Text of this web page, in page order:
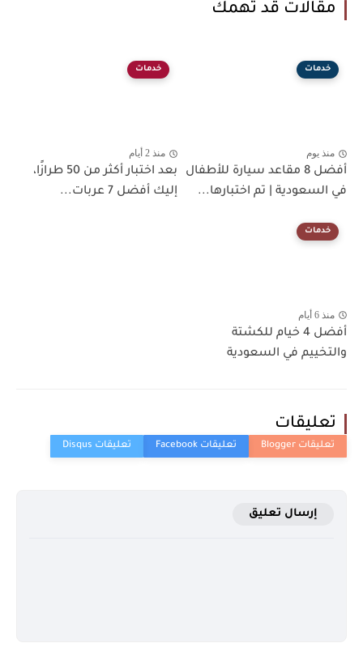
مقالات قد تهمك
خدمات
منذ يوم
أفضل 8 مقاعد سيارة للأطفال
في السعودية | تم اختبارها...
خدمات
منذ 2 أيام
بعد اختبار أكثر من 50 طرازًا،
إليك أفضل 7 عربات...
خدمات
منذ 6 أيام
أفضل 4 خيام للكشتة
والتخييم في السعودية
تعليقات
إرسال تعليق